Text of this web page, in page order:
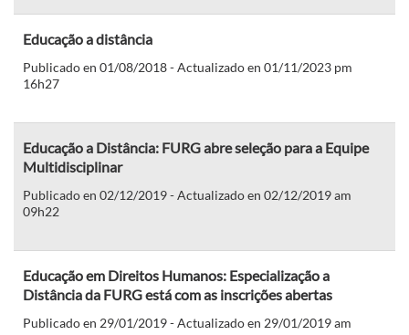
Educação a distância
Publicado en 01/08/2018 - Actualizado en 01/11/2023 pm
16h27
Educação a Distância: FURG abre seleção para a Equipe
Multidisciplinar
Publicado en 02/12/2019 - Actualizado en 02/12/2019 am
09h22
Educação em Direitos Humanos: Especialização a
Distância da FURG está com as inscrições abertas
Publicado en 29/01/2019 - Actualizado en 29/01/2019 am